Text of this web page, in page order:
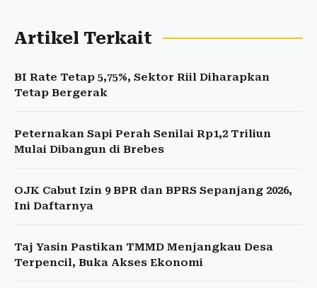
Artikel Terkait
BI Rate Tetap 5,75%, Sektor Riil Diharapkan
Tetap Bergerak
Peternakan Sapi Perah Senilai Rp1,2 Triliun
Mulai Dibangun di Brebes
OJK Cabut Izin 9 BPR dan BPRS Sepanjang 2026,
Ini Daftarnya
Taj Yasin Pastikan TMMD Menjangkau Desa
Terpencil, Buka Akses Ekonomi